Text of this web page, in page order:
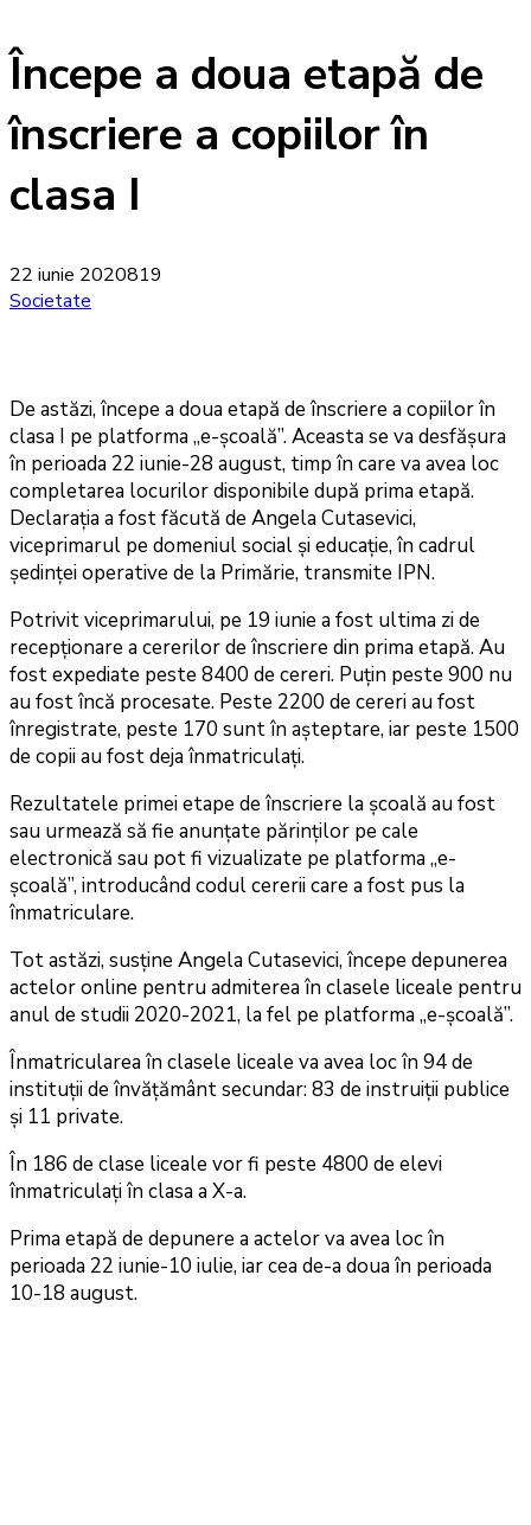
Începe a doua etapă de
înscriere a copiilor în
clasa I
22 iunie 2020819
Societate
De astăzi, începe a doua etapă de înscriere a copiilor în
clasa I pe platforma „e-școală”. Aceasta se va desfășura
în perioada 22 iunie-28 august, timp în care va avea loc
completarea locurilor disponibile după prima etapă.
Declarația a fost făcută de Angela Cutasevici,
viceprimarul pe domeniul social și educație, în cadrul
ședinței operative de la Primărie, transmite IPN.
Potrivit viceprimarului, pe 19 iunie a fost ultima zi de
recepționare a cererilor de înscriere din prima etapă. Au
fost expediate peste 8400 de cereri. Puțin peste 900 nu
au fost încă procesate. Peste 2200 de cereri au fost
înregistrate, peste 170 sunt în așteptare, iar peste 1500
de copii au fost deja înmatriculați.
Rezultatele primei etape de înscriere la școală au fost
sau urmează să fie anunțate părinților pe cale
electronică sau pot fi vizualizate pe platforma „e-
școală”, introducând codul cererii care a fost pus la
înmatriculare.
Tot astăzi, susține Angela Cutasevici, începe depunerea
actelor online pentru admiterea în clasele liceale pentru
anul de studii 2020-2021, la fel pe platforma „e-școală”.
Înmatricularea în clasele liceale va avea loc în 94 de
instituții de învățământ secundar: 83 de instruiții publice
și 11 private.
În 186 de clase liceale vor fi peste 4800 de elevi
înmatriculați în clasa a X-a.
Prima etapă de depunere a actelor va avea loc în
perioada 22 iunie-10 iulie, iar cea de-a doua în perioada
10-18 august.